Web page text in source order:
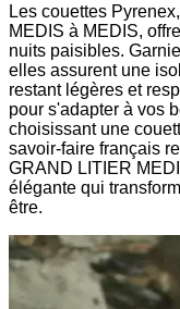
Les couettes
MEDIS à MEDIS,
nuits paisibles.
elles assurent une
restant légères et
pour s'adapter à vos
choisissant une
savoir-faire français
GRAND LITIER
élégante qui
être.